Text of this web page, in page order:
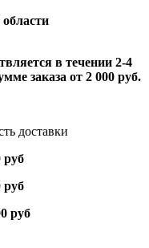
в течении 2-4
заказа от 2 000 руб.
руб
руб
руб